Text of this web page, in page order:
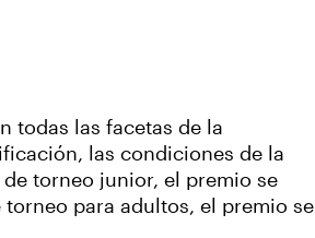
todas las facetas de la
las condiciones de la
torneo junior, el premio se
para adultos, el premio se